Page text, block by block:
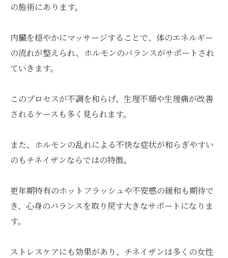
の施術にあります。
内臓を穏やかにマッサージすることで、体のエネルギー
の流れが整えられ、ホルモンのバランスがサポートされ
ていきます。
このプロセスが不調を和らげ、生理不順や生理痛が改善
されるケースも多く見られます。
また、ホルモンの乱れによる不快な症状が和らぎやすい
のもチネイザンならではの特徴。
更年期特有のホットフラッシュや不安感の緩和も期待で
き、心身のバランスを取り戻す大きなサポートになりま
す。
ストレスケアにも効果があり、チネイザンは多くの女性